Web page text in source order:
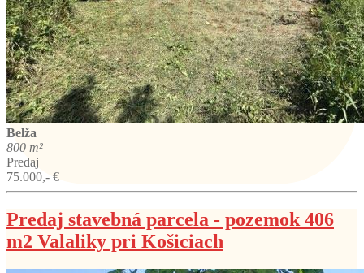
Belža
800 m²
Predaj
75.000,- €
Predaj stavebná parcela - pozemok 406
m2 Valaliky pri Košiciach